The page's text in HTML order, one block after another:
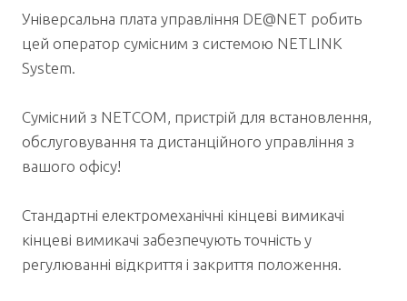
Універсальна плата управління DE@NET робить
цей оператор сумісним з системою NETLINK
System.
Сумісний з NETCOM, пристрій для встановлення,
обслуговування та дистанційного управління з
вашого офісу!
Стандартні електромеханічні кінцеві вимикачі
кінцеві вимикачі забезпечують точність у
регулюванні відкриття і закриття положення.